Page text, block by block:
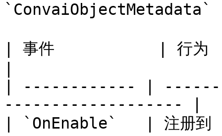
`ConvaiObjectMetadata`
| 事件           | 行为
| ------------ |
------------------- |
| `OnEnable`   | 注册到